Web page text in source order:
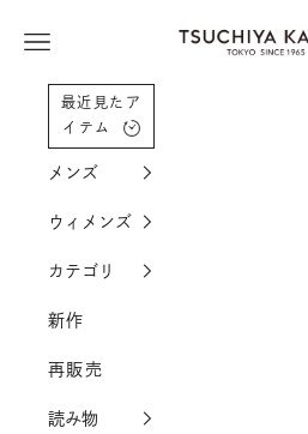
土屋鞄製造所
メニューを開く
最近見たア
イテム
メンズ
ウィメンズ
カテゴリ
新作
再販売
読み物